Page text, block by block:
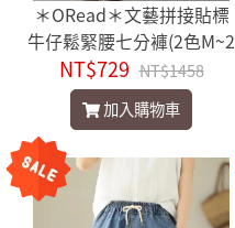
＊ORead＊文藝拼接貼標
牛仔鬆緊腰七分褲(2色M~2
XL)
NT$729 NT$1458
加入購物車